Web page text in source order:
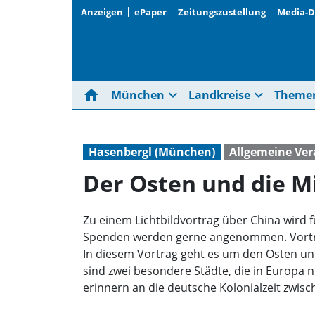
Anzeigen ePaper Zeitungszustellung Media-
home München expand_more Landkreise expand_more
Hasenbergl (München) Allgemeine
Der Osten und die
Zu einem Lichtbildvortrag über China wird
Spenden werden gerne angenommen.
In diesem Vortrag geht es um den Osten
sind zwei besondere Städte, die in Europa
erinnern an die deutsche Kolonialzeit